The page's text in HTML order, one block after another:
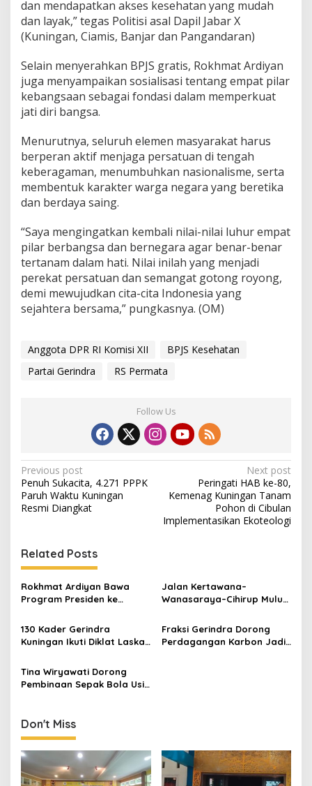
dan mendapatkan akses kesehatan yang mudah
dan layak,” tegas Politisi asal Dapil Jabar X
(Kuningan, Ciamis, Banjar dan Pangandaran)
Selain menyerahkan BPJS gratis, Rokhmat Ardiyan
juga menyampaikan sosialisasi tentang empat pilar
kebangsaan sebagai fondasi dalam memperkuat
jati diri bangsa.
Menurutnya, seluruh elemen masyarakat harus
berperan aktif menjaga persatuan di tengah
keberagaman, menumbuhkan nasionalisme, serta
membentuk karakter warga negara yang beretika
dan berdaya saing.
“Saya mengingatkan kembali nilai-nilai luhur empat
pilar berbangsa dan bernegara agar benar-benar
tertanam dalam hati. Nilai inilah yang menjadi
perekat persatuan dan semangat gotong royong,
demi mewujudkan cita-cita Indonesia yang
sejahtera bersama,” pungkasnya. (OM)
Anggota DPR RI Komisi XII
BPJS Kesehatan
Partai Gerindra
RS Permata
Follow Us
Post
navigation
Previous post
Penuh Sukacita, 4.271 PPPK
Paruh Waktu Kuningan
Resmi Diangkat
Next post
Peringati HAB ke-80,
Kemenag Kuningan Tanam
Pohon di Cibulan
Implementasikan Ekoteologi
Related Posts
Rokhmat Ardiyan Bawa
Program Presiden ke
Listrik Gratis Disalurkan
Jalan Kertawana–
Wanasaraya–Cihirup Mulus,
Perjuangan Anggota DPR RI
Rokhmat Ardiyan
130 Kader Gerindra
Kuningan Ikuti Diklat Laskar
Soliditas Hadapi Pileg 2029
Fraksi Gerindra Dorong
Perdagangan Karbon Jadi
Tina Wiryawati Dorong
Pembinaan Sepak Bola Usia
Feyenoord
Don't Miss